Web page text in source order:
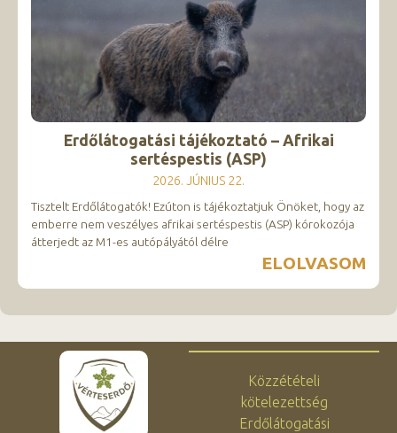
Erdőlátogatási tájékoztató – Afrikai
sertéspestis (ASP)
2026. JÚNIUS 22.
Tisztelt Erdőlátogatók! Ezúton is tájékoztatjuk Önöket, hogy az
emberre nem veszélyes afrikai sertéspestis (ASP) kórokozója
átterjedt az M1-es autópályától délre
ELOLVASOM
Közzétételi
kötelezettség
Erdőlátogatási